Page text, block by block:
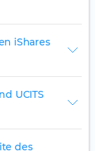
iShares
UCITS
des